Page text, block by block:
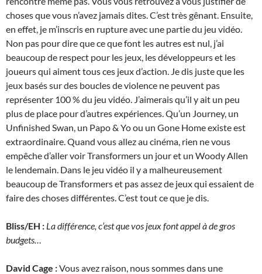
choses que vous n’avez jamais dites. C’est très gênant. Ensuite,
en effet, je m’inscris en rupture avec une partie du jeu vidéo.
Non pas pour dire que ce que font les autres est nul, j’ai
beaucoup de respect pour les jeux, les développeurs et les
joueurs qui aiment tous ces jeux d’action. Je dis juste que les
jeux basés sur des boucles de violence ne peuvent pas
représenter 100 % du jeu vidéo. J’aimerais qu’il y ait un peu
plus de place pour d’autres expériences. Qu’un Journey, un
Unfinished Swan, un Papo & Yo ou un Gone Home existe est
extraordinaire. Quand vous allez au cinéma, rien ne vous
empêche d’aller voir Transformers un jour et un Woody Allen
le lendemain. Dans le jeu vidéo il y a malheureusement
beaucoup de Transformers et pas assez de jeux qui essaient de
faire des choses différentes. C’est tout ce que je dis.
Bliss/EH : La différence, c’est que vos jeux font appel à de gros
budgets…
David Cage :Vous avez raison, nous sommes dans une